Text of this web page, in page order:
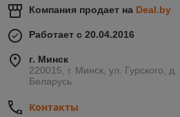
Компания продает на Deal.by
Работает с 20.04.2016
г. Минск
220015, г. Минск, ул. Гурского,
Беларусь
Контакты